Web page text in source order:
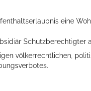
eine
Schutzberechtigter
völkerrechtlichen,